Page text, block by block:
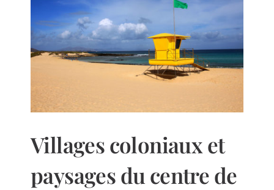
Villages coloniaux et
paysages du centre de